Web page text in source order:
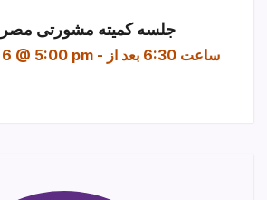
جلسه کمیته مشورتی
@ 5:00 pm - ساعت 6:30 بعد از